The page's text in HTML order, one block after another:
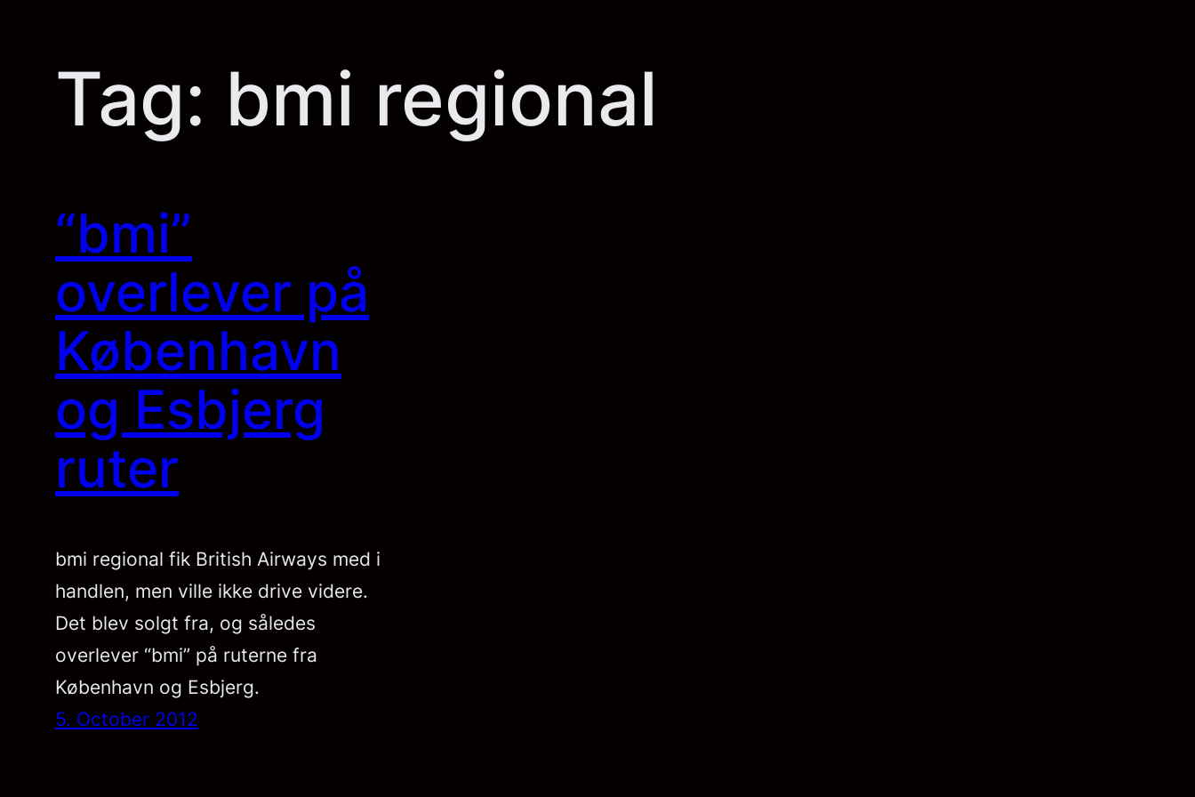
Tag: bmi regional
“bmi”
overlever på
København
og Esbjerg
ruter
bmi regional fik British Airways med i
handlen, men ville ikke drive videre.
Det blev solgt fra, og således
overlever “bmi” på ruterne fra
København og Esbjerg.
5. October 2012